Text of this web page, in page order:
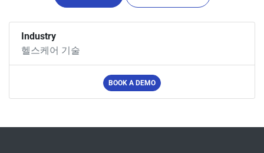
Industry
헬스케어 기술
BOOK A DEMO